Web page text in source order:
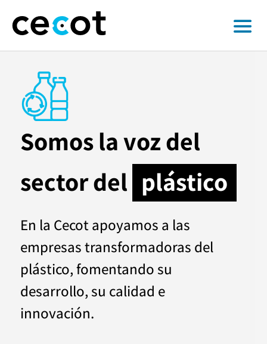
Somos la voz del
sector del plástico
En la Cecot apoyamos a las
empresas transformadoras del
plástico, fomentando su
desarrollo, su calidad e
innovación.